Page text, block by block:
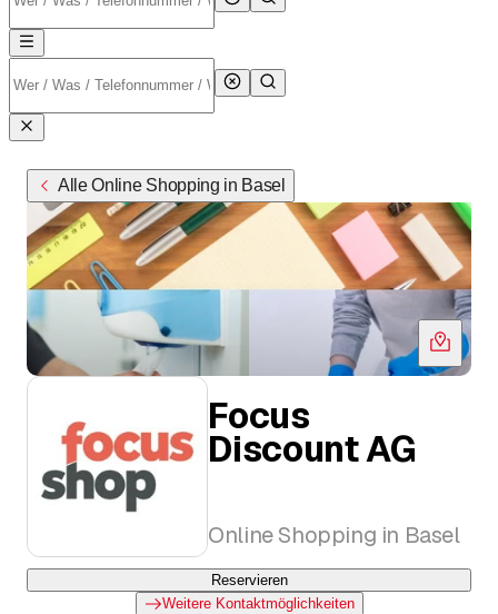
Alle Online Shopping in Basel
Focus
Discount AG
Online Shopping in Basel
Reservieren
Weitere Kontaktmöglichkeiten